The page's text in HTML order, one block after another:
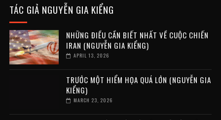
TÁC GIẢ NGUYỄN GIA KIỂNG
NHỮNG ĐIỀU CẦN BIẾT NHẤT VỀ CUỘC CHIẾN
IRAN (NGUYỄN GIA KIỂNG)
APRIL 13, 2026
TRƯỚC MỘT HIỂM HỌA QUÁ LỚN (NGUYỄN GIA
KIỂNG)
MARCH 23, 2026